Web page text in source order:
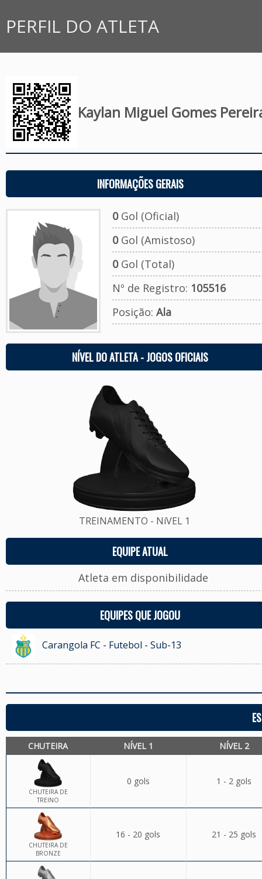
PERFIL DO ATLETA
Kaylan Miguel Gomes
INFORMAÇÕES GERAIS
0Gol (Oficial)
0Gol (Amistoso)
0Gol (Total)
Nº de Registro: 105516
Posição: Ala
NÍVEL DO ATLETA - JOGOS OFICIAIS
TREINAMENTO - NíVEL 1
EQUIPE ATUAL
Atleta em disponibilidade
EQUIPES QUE JOGOU
Carangola FC - Futebol - Sub-13
CHUTEIRA NÍVEL 1 NÍVEL 2
CHUTEIRA DE
TREINO
0 gols 1 - 2 gols
CHUTEIRA DE
BRONZE
16 - 20 gols 21 - 25 gols